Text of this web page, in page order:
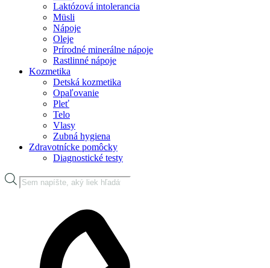
Laktózová intolerancia
Müsli
Nápoje
Oleje
Prírodné minerálne nápoje
Rastlinné nápoje
Kozmetika
Detská kozmetika
Opaľovanie
Pleť
Telo
Vlasy
Zubná hygiena
Zdravotnícke pomôcky
Diagnostické testy
Products
search